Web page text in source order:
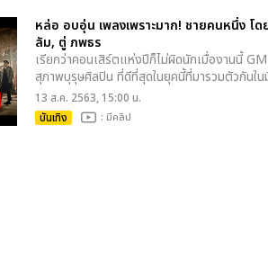
หล่อ อบอุ่น เพลงเพราะมาก! ชายคนหนึ่ง โ
ลัม, ตู่ ภพธร
เรียกว่าคอนเสิร์ตแห่งปีก็ไม่ผิดนักเมื่องานนี้
สุภาพบุรุษศิลปิน ที่ดีที่สุดในยุคนี้ที่มารวมตัวกันใ
13 ส.ค. 2563, 15:00 น.
บันเทิง
: มีคลิป